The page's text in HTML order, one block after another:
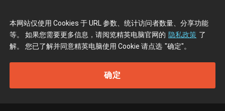
本网站仅使用 Cookies 于 URL 参数、统计访问者数量、分享功能
等。 如果您需要更多信息，请阅览精英电脑官网的 隐私政策 了
解。 您已了解并同意精英电脑使用 Cookie 请点选 "确定"。
确定